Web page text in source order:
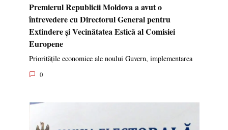
Premierul Republicii Moldova a avut o
întrevedere cu Directorul General pentru
Extindere și Vecinătatea Estică al Comisiei
Europene
Prioritățile economice ale noului Guvern, implementarea
0